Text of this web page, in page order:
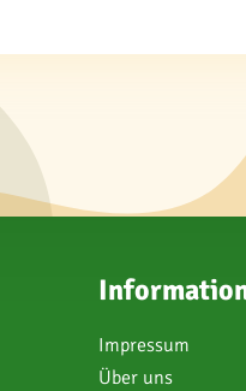
Impressum
Über uns